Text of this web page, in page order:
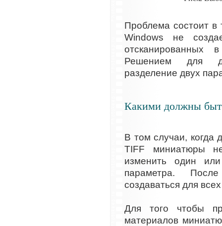
Проблема состоит в
Windows не
отсканированных
Решением для
разделение двух
Какими должны
В том случаи, когда
TIFF миниатюры
изменить один
параметра.
создаваться для
Для того чтобы
материалов